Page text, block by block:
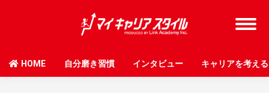
HOME 自分磨き習慣 インタビュー キャリアを考える